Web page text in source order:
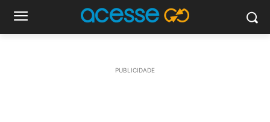
PUBLICIDADE